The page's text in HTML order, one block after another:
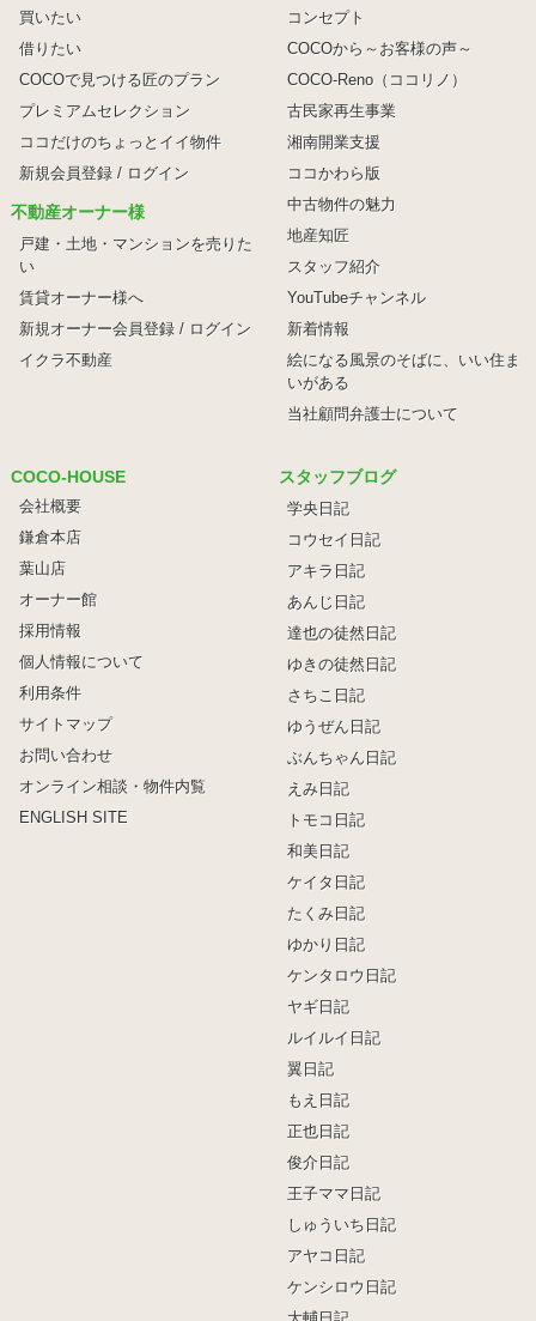
買いたい
借りたい
COCOで見つける匠のプラン
プレミアムセレクション
ココだけのちょっとイイ物件
新規会員登録 / ログイン
不動産オーナー様
戸建・土地・マンションを売りた
い
賃貸オーナー様へ
新規オーナー会員登録 / ログイン
イクラ不動産
コンセプト
COCOから～お客様の声～
COCO-Reno（ココリノ）
古民家再生事業
湘南開業支援
ココかわら版
中古物件の魅力
地産知匠
スタッフ紹介
YouTubeチャンネル
新着情報
絵になる風景のそばに、 いい住ま
いがある
当社顧問弁護士について
COCO-HOUSE
会社概要
鎌倉本店
葉山店
オーナー館
採用情報
個人情報について
利用条件
サイトマップ
お問い合わせ
オンライン相談・物件内覧
ENGLISH SITE
スタッフブログ
学央日記
コウセイ日記
アキラ日記
あんじ日記
達也の徒然日記
ゆきの徒然日記
さちこ日記
ゆうぜん日記
ぶんちゃん日記
えみ日記
トモコ日記
和美日記
ケイタ日記
たくみ日記
ゆかり日記
ケンタロウ日記
ヤギ日記
ルイルイ日記
翼日記
もえ日記
正也日記
俊介日記
王子ママ日記
しゅういち日記
アヤコ日記
ケンシロウ日記